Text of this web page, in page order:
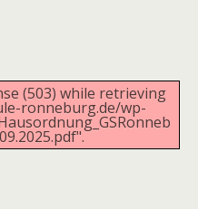
(503) while retrieving
ronneburg.de/wp-